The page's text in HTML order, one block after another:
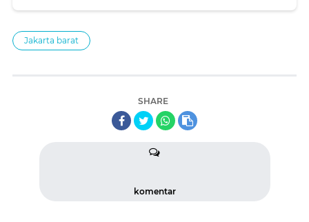
Jakarta barat
SHARE
komentar